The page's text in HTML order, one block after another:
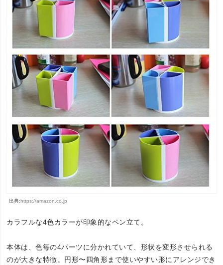
出典:https://amazon.co.jp
カラフルな4色カラーが印象的なペン立て。
本体は、色毎の4パーツに分かれていて、形状を変形させられる
のが大きな特徴。円形〜四角形まで使いやすい形にアレンジでき